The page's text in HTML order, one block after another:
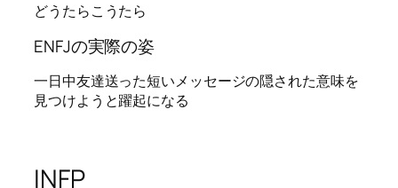
どうたらこうたら
ENFJの実際の姿
一日中友達送った短いメッセージの隠された意味を
見つけようと躍起になる
INFP